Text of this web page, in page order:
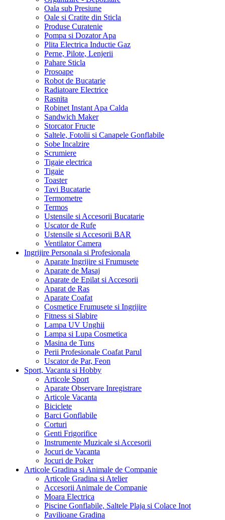
Oala sub Presiune
Oale si Cratite din Sticla
Produse Curatenie
Pompa si Dozator Apa
Plita Electrica Inductie Gaz
Perne, Pilote, Lenjerii
Pahare Sticla
Prosoape
Robot de Bucatarie
Radiatoare Electrice
Rasnita
Robinet Instant Apa Calda
Sandwich Maker
Storcator Fructe
Saltele, Fotolii si Canapele Gonflabile
Sobe Incalzire
Scrumiere
Tigaie electrica
Tigaie
Toaster
Tavi Bucatarie
Termometre
Termos
Ustensile si Accesorii Bucatarie
Uscator de Rufe
Ustensile si Accesorii BAR
Ventilator Camera
Ingrijire Personala si Profesionala
Aparate Ingrijire si Frumusete
Aparate de Masaj
Aparate de Epilat si Accesorii
Aparat de Ras
Aparate Coafat
Cosmetice Frumusete si Ingrijire
Fitness si Slabire
Lampa UV Unghii
Lampa si Lupa Cosmetica
Masina de Tuns
Perii Profesionale Coafat Parul
Uscator de Par, Feon
Sport, Vacanta si Hobby
Articole Sport
Aparate Observare Inregistrare
Articole Vacanta
Biciclete
Barci Gonflabile
Corturi
Genti Frigorifice
Instrumente Muzicale si Accesorii
Jocuri de Vacanta
Jocuri de Poker
Articole Gradina si Animale de Companie
Articole Gradina si Atelier
Accesorii Animale de Companie
Moara Electrica
Piscine Gonflabile, Saltele Plaja si Colace Inot
Pavilioane Gradina